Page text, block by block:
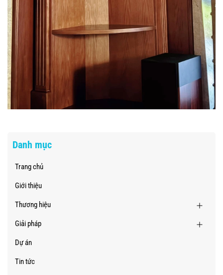
Danh mục
Trang chủ
Giới thiệu
Thương hiệu
Giải pháp
Dự án
Tin tức